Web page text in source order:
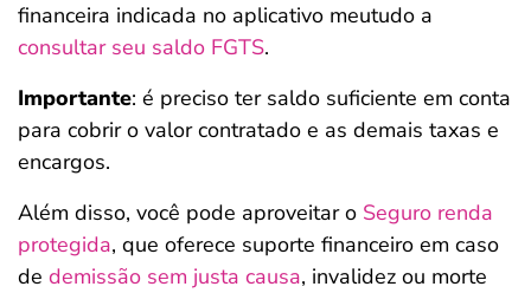
financeira indicada no aplicativo meutudo a
consultar seu saldo FGTS.
Importante: é preciso ter saldo suficiente em conta
para cobrir o valor contratado e as demais taxas e
encargos.
Além disso, você pode aproveitar o Seguro renda
protegida, que oferece suporte financeiro em caso
de demissão sem justa causa, invalidez ou morte